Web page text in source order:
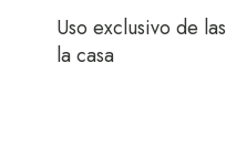
Uso exclusivo de
la casa